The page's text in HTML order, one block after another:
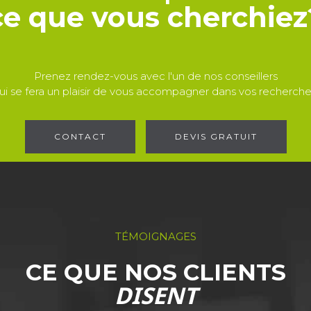
que vous
Prenez rendez-vous avec l'un de nos conseillers
se fera un plaisir de vous accompagner dans vos
CONTACT DEVIS GRATUIT
TÉMOIGNAGES
CE QUE NOS CLIENTS
DISENT